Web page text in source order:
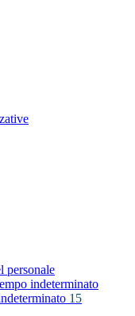
personale
indeterminato
15